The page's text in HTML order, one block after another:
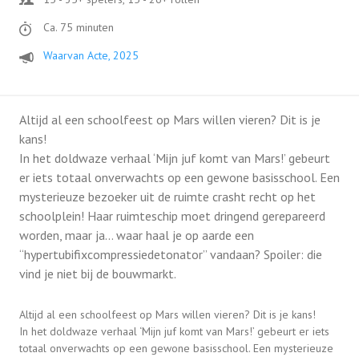
Ca. 75 minuten
Waarvan Acte, 2025
Altijd al een schoolfeest op Mars willen vieren? Dit is je
kans!
In het doldwaze verhaal ‘Mijn juf komt van Mars!’ gebeurt
er iets totaal onverwachts op een gewone basisschool. Een
mysterieuze bezoeker uit de ruimte crasht recht op het
schoolplein! Haar ruimteschip moet dringend gerepareerd
worden, maar ja… waar haal je op aarde een
“hypertubifixcompressiedetonator” vandaan? Spoiler: die
vind je niet bij de bouwmarkt.
Altijd al een schoolfeest op Mars willen vieren? Dit is je kans!
In het doldwaze verhaal ‘Mijn juf komt van Mars!’ gebeurt er iets
totaal onverwachts op een gewone basisschool. Een mysterieuze